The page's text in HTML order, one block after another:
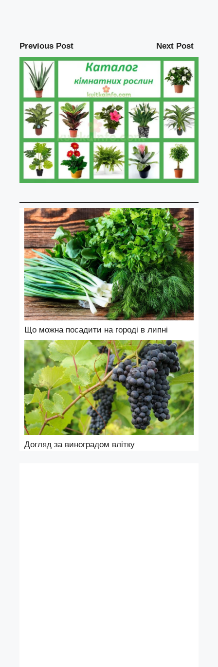
Previous Post Next Post
Що можна посадити на городі в липні
Догляд за виноградом влітку